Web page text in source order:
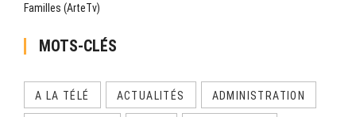
Familles (ArteTv)
MOTS-CLÉS
A LA TÉLÉ ACTUALITÉS ADMINISTRATION